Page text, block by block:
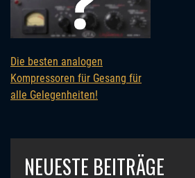
Die besten analogen
Kompressoren für Gesang für
alle Gelegenheiten!
NEUESTE BEITRÄGE